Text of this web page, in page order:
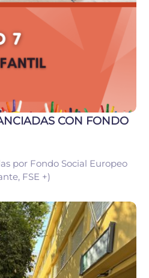
CON FONDO
por Fondo Social Europeo
FSE +)